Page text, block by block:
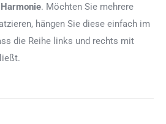
. Möchten Sie mehrere
hängen Sie diese einfach im
die Reihe links und rechts mit